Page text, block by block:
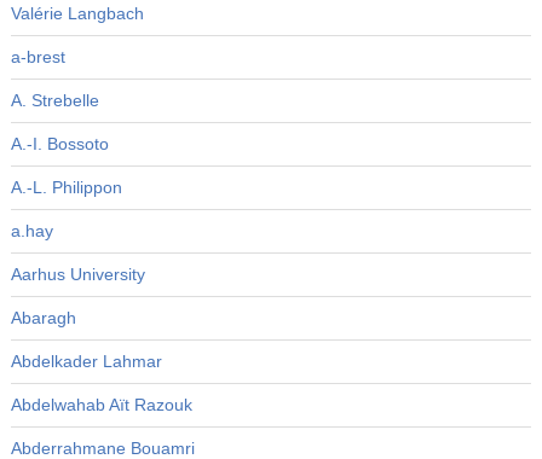
Valérie Langbach
a-brest
A. Strebelle
A.-I. Bossoto
A.-L. Philippon
a.hay
Aarhus University
Abaragh
Abdelkader Lahmar
Abdelwahab Aït Razouk
Abderrahmane Bouamri